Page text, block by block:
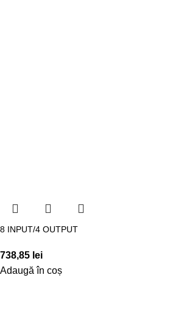
8 INPUT/4 OUTPUT
738,85 lei
Adaugă în coș